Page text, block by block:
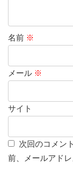
名前 ※
メール ※
サイト
次回のコメン
前、メールアドレ